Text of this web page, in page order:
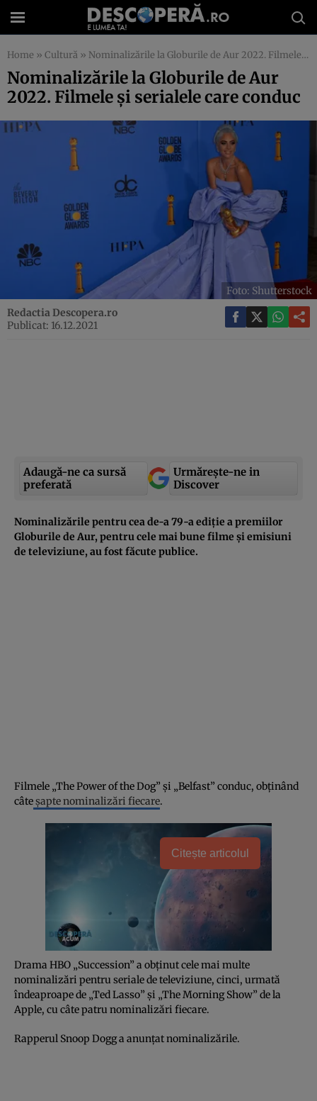
Home » Cultură » Nominalizările la Globurile de Aur 2022. Filmele și serialele care conduc
Nominalizările la Globurile de Aur
2022. Filmele și serialele care conduc
Foto: Shutterstock
Redactia Descopera.ro
Publicat: 16.12.2021
Adaugă-ne ca sursă
preferată
Urmărește-ne in
Discover
Nominalizările pentru cea de-a 79-a ediție a premiilor
Globurile de Aur, pentru cele mai bune filme și emisiuni
de televiziune, au fost făcute publice.
Filmele „The Power of the Dog” și „Belfast” conduc, obținând
câteșapte nominalizări fiecare.
Citește articolul
Drama HBO „Succession” a obținut cele mai multe
nominalizări pentru seriale de televiziune, cinci, urmată
îndeaproape de „Ted Lasso” și „The Morning Show” de la
Apple, cu câte patru nominalizări fiecare.
Rapperul Snoop Dogg a anunțat nominalizările.